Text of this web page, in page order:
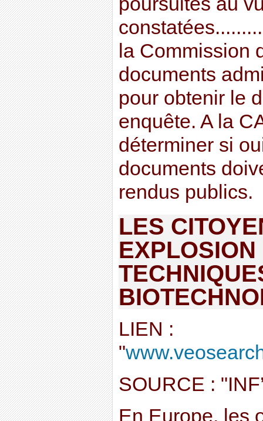
la Commission
documents
pour obtenir le
enquête. A la
déterminer si
documents
rendus publics.
LES
EXPLOSION
LIEN :
"
SOURCE :
En Europe, les